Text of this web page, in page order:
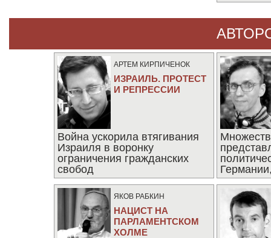
АРТЕМ КИРПИЧЕНОК
ИЗРАИЛЬ. ПРОТЕСТ
И РЕПРЕССИИ
Война ускорила втягивания
Израиля в воронку
ограничения гражданских
свобод
ЯКОВ РАБКИН
НАЦИСТ НА
ПАРЛАМЕНТСКОМ
ХОЛМЕ